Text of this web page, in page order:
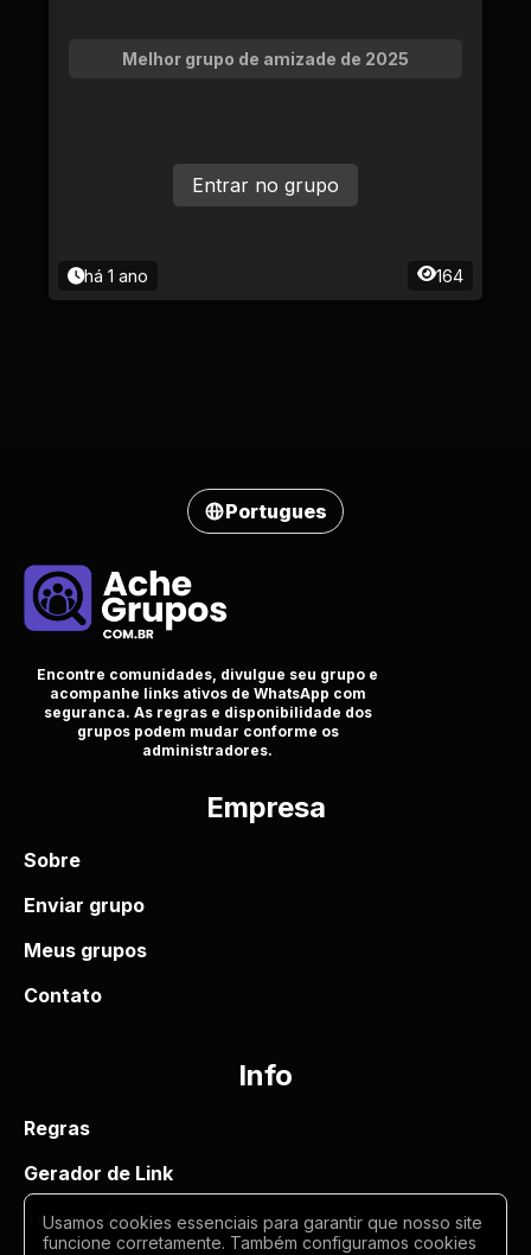
Melhor grupo de amizade de 2025
há 1 ano 164
Entrar no grupo
Portugues
Encontre comunidades, divulgue seu grupo e
acompanhe links ativos de WhatsApp com
seguranca. As regras e disponibilidade dos
grupos podem mudar conforme os
administradores.
Empresa
Sobre
Enviar grupo
Meus grupos
Contato
Info
Regras
Gerador de Link
Termos de uso
Usamos cookies essenciais para garantir que nosso site
funcione corretamente. Também configuramos cookies